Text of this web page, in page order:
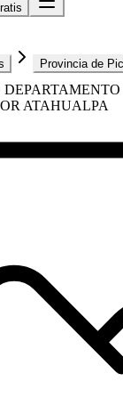
Provincia de
ATAHUALPA